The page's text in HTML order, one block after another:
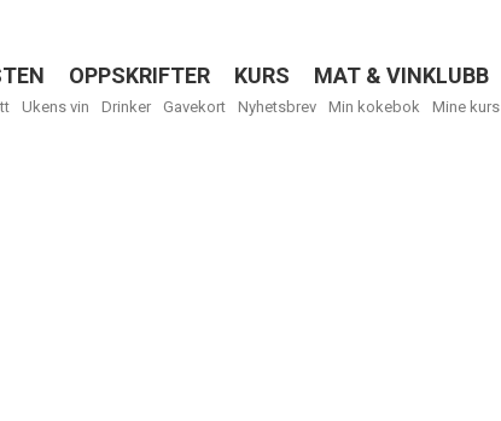
OPPSKRIFTER KURS MAT & VINKLUBB
Ukens vin Drinker Gavekort Nyhetsbrev Min kokebok Mine kurs